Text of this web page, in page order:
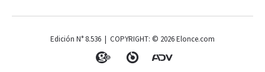
Edición N° 8.536 | COPYRIGHT: © 2026 Elonce.com